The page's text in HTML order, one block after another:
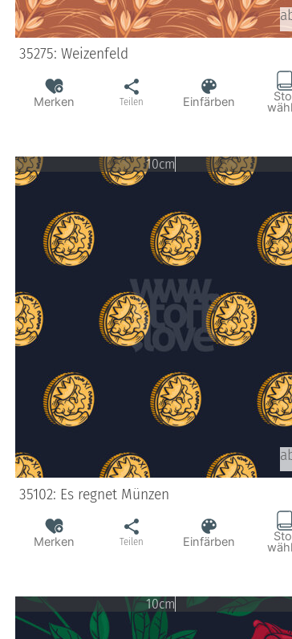
35275: Weizenfeld
Merken Teilen Einfärben
10cm
35102: Es regnet Münzen
Merken Teilen Einfärben
10cm